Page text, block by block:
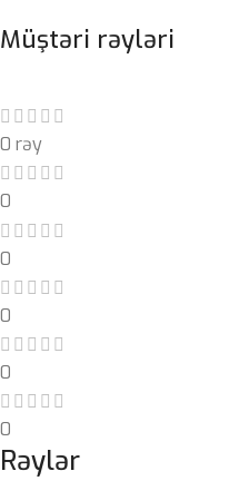
Müştəri rəyləri
0 rəy
0
0
0
0
0
Rəylər